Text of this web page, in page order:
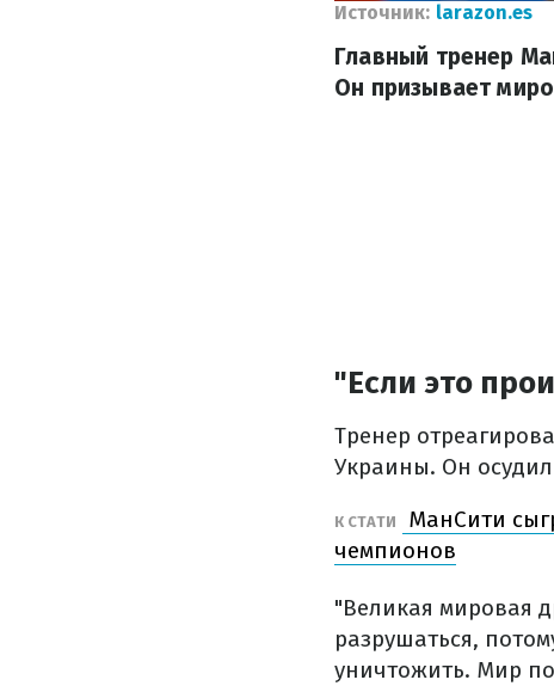
Источник: larazon.es
Главный тренер
Он призывает
"Если это
Тренер
Украины. Он
К СТАТИ
МанСити
чемпионов
"Великая мировая
разрушаться,
уничтожить. Мир